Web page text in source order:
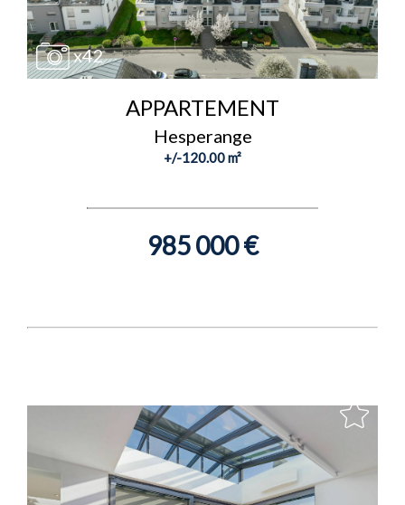
x42
APPARTEMENT
Hesperange
+/-120.00 m²
985 000 €